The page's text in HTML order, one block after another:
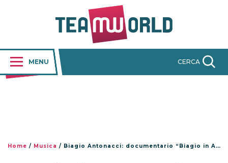
MENU CERCA
Home / Musica / Biagio Antonacci: documentario “Biagio in Arena”